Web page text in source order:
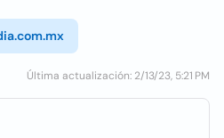
Última actualización: 2/13/23, 5:21 PM